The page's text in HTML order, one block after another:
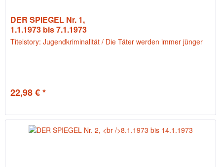
DER SPIEGEL Nr. 1,
1.1.1973 bis 7.1.1973
Titelstory: Jugendkriminalität / Die Täter werden immer jünger
22,98 € *